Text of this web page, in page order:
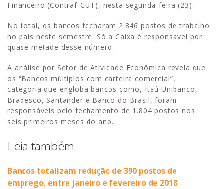
Financeiro (Contraf-CUT), nesta segunda-feira (23).
No total, os bancos fecharam 2.846 postos de trabalho
no país neste semestre. Só a Caixa é responsável por
quase metade desse número.
A análise por Setor de Atividade Econômica revela que
os “Bancos múltiplos com carteira comercial”,
categoria que engloba bancos como, Itaú Unibanco,
Bradesco, Santander e Banco do Brasil, foram
responsáveis pelo fechamento de 1.804 postos nos
seis primeiros meses do ano.
Leia também
Bancos totalizam redução de 390 postos de
emprego, entre janeiro e fevereiro de 2018